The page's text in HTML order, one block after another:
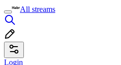
All streams
Login